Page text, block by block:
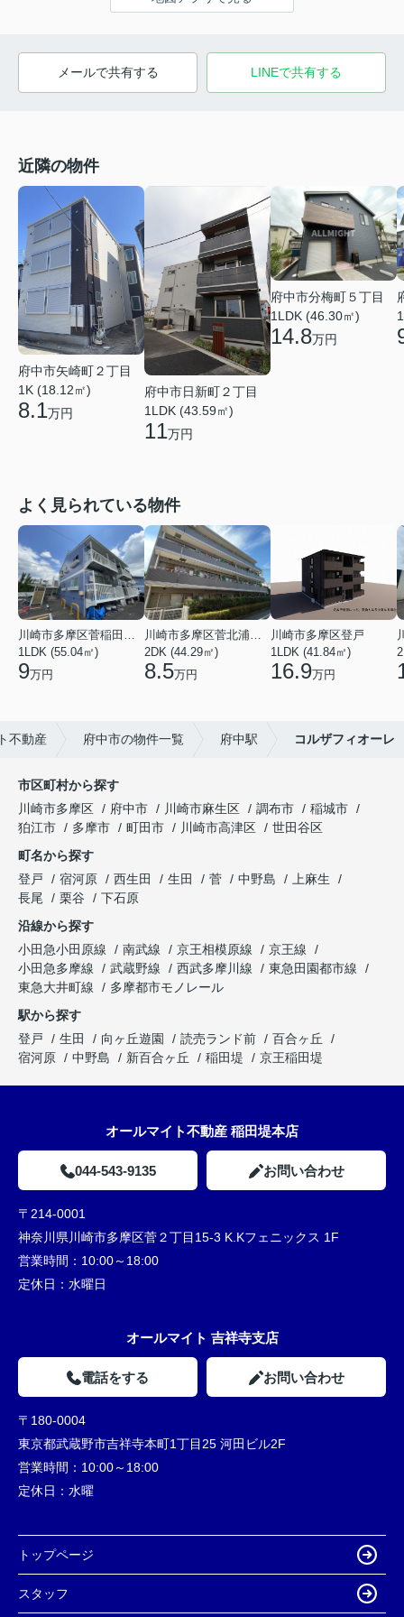
メールで共有する LINEで共有する
近隣の物件
府中市矢崎町２丁目
1K (18.12㎡)
8.1万円
府中市日新町２丁目
1LDK (43.59㎡)
11万円
府中市分梅町５丁目
1LDK (46.30㎡)
14.8万円
よく見られている物件
川崎市多摩区菅稲田堤２丁目
1LDK (55.04㎡)
9万円
川崎市多摩区菅北浦２丁目
2DK (44.29㎡)
8.5万円
川崎市多摩区登戸
1LDK (41.84㎡)
16.9万円
不動産 府中市の物件一覧 府中駅 コルザフィオーレ
市区町村から探す
川崎市多摩区
府中市 川崎市麻生区 調布市
稲城市
狛江市
多摩市 町田市 川崎市高津区
世田谷区
町名から探す
登戸
宿河原 西生田 生田 菅 中野島
上麻生
長尾
栗谷
下石原
沿線から探す
小田急小田原線
南武線 京王相模原線
京王線
小田急多摩線
武蔵野線 西武多摩川線
東急田園都市線
東急大井町線
多摩都市モノレール
駅から探す
登戸
生田 向ヶ丘遊園 読売ランド前
百合ヶ丘
宿河原
中野島 新百合ヶ丘 稲田堤 京王稲田堤
オールマイト不動産 稲田堤本店
044-543-9135 お問い合わせ
〒214-0001
神奈川県川崎市多摩区菅２丁目15-3 K.Kフェニックス 1F
営業時間： 10:00～18:00
定休日： 水曜日
オールマイト 吉祥寺支店
電話をする お問い合わせ
〒180-0004
東京都武蔵野市吉祥寺本町1丁目25 河田ビル2F
営業時間： 10:00～18:00
定休日： 水曜
トップページ
スタッフ